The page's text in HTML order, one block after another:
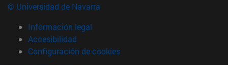
© Universidad de Navarra
Información legal
Accesibilidad
Configuración de cookies